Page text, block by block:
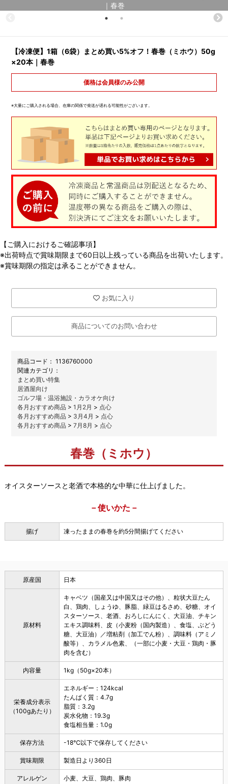
｜春巻
【冷凍便】1箱（6袋）まとめ買い5%オフ！春巻（ミホウ）50g
×20本｜春巻
価格は会員様のみ公開
※大量にご購入される場合、在庫の関係で発送が遅れる可能性がございます。
【ご購入におけるご確認事項】
※出荷時点で賞味期限まで60日以上残っている商品を出荷いたします。
※賞味期限の指定は承ることができません。
お気に入り
商品についてのお問い合わせ
商品コード： 1136760000
関連カテゴリ：
まとめ買い特集
居酒屋向け
ゴルフ場・温浴施設・カラオケ向け
各月おすすめ商品 >1月2月 > 点心
各月おすすめ商品 > 3月4月 > 点心
各月おすすめ商品 >7月8月 > 点心
春巻（ミホウ）
オイスターソースと老酒で本格的な中華に仕上げました。
－使いかた－
揚げ 凍ったままの春巻を約5分間揚げてください
原産国 日本
原材料
キャベツ（国産又は中国又はその他）、粒状大豆たん
白、鶏肉、しょうゆ、豚脂、緑豆はるさめ、砂糖、オイ
スターソース、老酒、おろしにんにく、大豆油、チキン
エキス調味料、皮（小麦粉（国内製造）、食塩、ぶどう
糖、大豆油）／増粘剤（加工でん粉）、調味料（アミノ
酸等）、カラメル色素、（一部に小麦・大豆・鶏肉・豚
肉を含む）
内容量 1kg（50g×20本）
栄養成分表示
（100gあたり）
エネルギー：124kcal
たんぱく質：4.7g
脂質：3.2g
炭水化物：19.3g
食塩相当量：1.0g
保存方法 -18℃以下で保存してください
賞味期限 製造日より360日
アレルゲン 小麦、大豆、鶏肉、豚肉